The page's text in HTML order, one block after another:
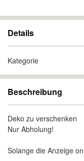
Details
Kategorie
Beschreibung
Deko zu verschenken
Nur Abholung!
Solange die Anzeige